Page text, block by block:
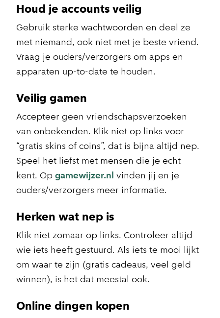
Houd je accounts veilig
Gebruik sterke wachtwoorden en deel ze
met niemand, ook niet met je beste vriend.
Vraag je ouders/verzorgers om apps en
apparaten up-to-date te houden.
Veilig gamen
Accepteer geen vriendschapsverzoeken
van onbekenden. Klik niet op links voor
“gratis skins of coins”, dat is bijna altijd nep.
Speel het liefst met mensen die je echt
kent. Opgamewijzer.nl vinden jij en je
ouders/verzorgers meer informatie.
Herken wat nep is
Klik niet zomaar op links. Controleer altijd
wie iets heeft gestuurd. Als iets te mooi lijkt
om waar te zijn (gratis cadeaus, veel geld
winnen), is het dat meestal ook.
Online dingen kopen